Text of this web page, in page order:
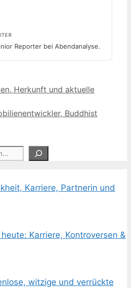
Reporter bei Abendanalyse.
Herkunft und aktuelle
Buddhist
Karriere, Partnerin und
Karriere, Kontroversen &
witzige und verrückte